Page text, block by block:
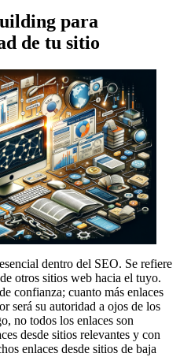
para
de tu sitio
dentro del SEO. Se refiere
otros sitios web hacia el tuyo.
confianza; cuanto más enlaces
será su autoridad a ojos de los
no todos los enlaces son
desde sitios relevantes y con
enlaces desde sitios de baja